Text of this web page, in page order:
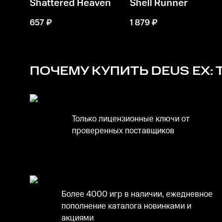
Shattered Heaven
657₽
Shell Runner
1 879₽
ПОЧЕМУ КУПИТЬ DEUS EX:
Только лицензионные ключи от
проверенных поставщиков
Более 4000 игр в наличии, ежедневное
пополнение каталога новинками и
акциями